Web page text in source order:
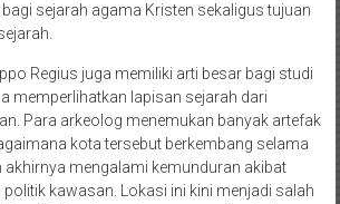
sejarah agama Kristen sekaligus tujuan
Regius juga memiliki arti besar bagi studi
memperlihatkan lapisan sejarah dari
Para arkeolog menemukan banyak artefak
kota tersebut berkembang selama
akhirnya mengalami kemunduran akibat
kawasan. Lokasi ini kini menjadi salah